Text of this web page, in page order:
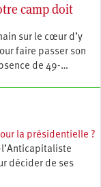
camp doit
sur le cœur d’y
faire passer son
de 49-…
la présidentielle ?
l’Anticapitaliste
décider de ses